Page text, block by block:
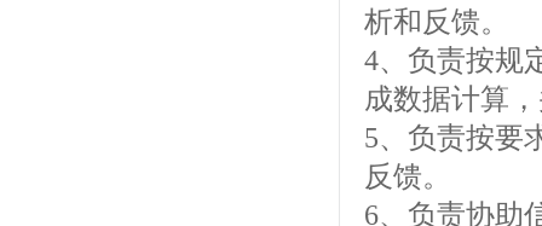
析和反馈。
4、负责按规
成数据计算
5、负责按要
反馈。
6、负责协助